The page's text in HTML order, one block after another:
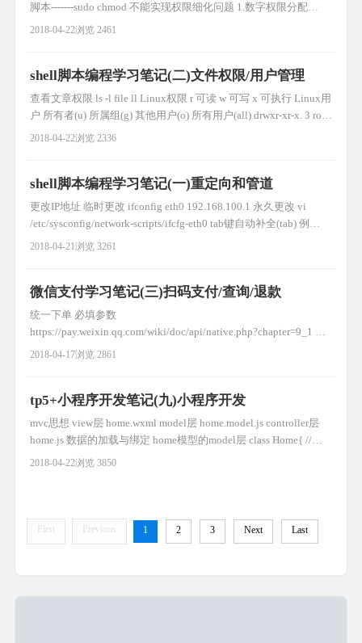
脚本-------sudo chmod 不能实现权限细化问题 1.数字权限分配
chmod 755 file r 4 w 2 x 1 2.字母权限分配 chmod u+x file chmod o-
2018-04-22浏览 2461
shell脚本编程学习笔记(二)文件权限/用户管理
查看文章权限 ls -l file ll Linux权限 r 可读 w 可写 x 可执行 Linux用
户 所有者(u) 所属组(g) 其他用户(o) 所有用户(all) drwxr-xr-x. 3 root
root 4096 Feb 7 12:38 mnt 第一个元素: d 文件夹 - 文件 r可读 w可
2018-04-22浏览 2336
shell脚本编程学习笔记(一)重定向和管道
更改IP地址 临时更改 ifconfig eth0 192.168.100.1 永久更改 vi
/etc/sysconfig/network-scripts/ifcfg-eth0 tab键自动补全(tab) 例
如:ifcon (tab) -------自动补全config 命令历史 查看 history 调用命令
2018-04-21浏览 3261
微信支付学习笔记(三)扫码支付/查询/退款
统一下单 必填参数
https://pay.weixin.qq.com/wiki/doc/api/native.php?chapter=9_1 下
单成功后使用异步回调修改订单状态 扫描支付页面(修改) $input-
2018-04-17浏览 2861
tp5+小程序开发笔记(九)小程序开发
mvc思想 view层 home.wxml model层 home.model.js controller层
home.js 数据的加载与绑定 home模型的model层 class Home{ //构
造函数 constructor(){ } getBannerDate(id,callBack){ wx.request({
2018-04-22浏览 3850
First Previous 1 2 3 Next Last